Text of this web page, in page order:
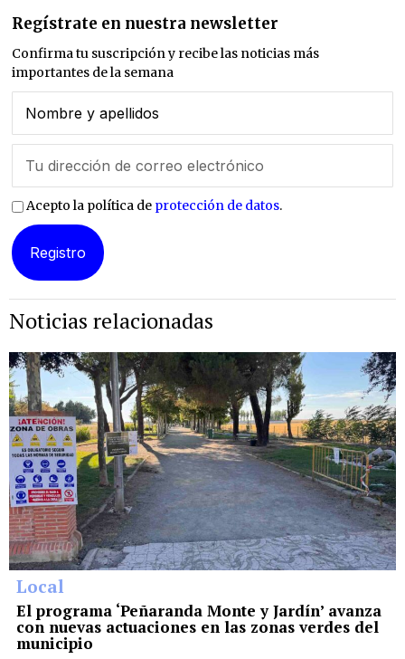
Regístrate en nuestra newsletter
Confirma tu suscripción y recibe las noticias más
importantes de la semana
Acepto la política de protección de datos.
Noticias relacionadas
Local
El programa ‘Peñaranda Monte y Jardín’ avanza
con nuevas actuaciones en las zonas verdes del
municipio